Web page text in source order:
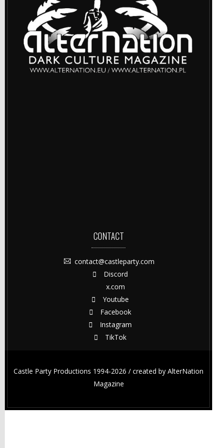
CONTACT
contact@castleparty.com
Discord
x.com
Youtube
Facebook
Instagram
TikTok
Castle Party Productions 1994-2026 / created by AlterNation
Magazine